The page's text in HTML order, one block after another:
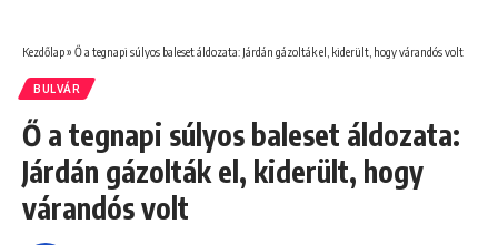
Kezdőlap» Ő a tegnapi súlyos baleset áldozata: Járdán gázolták el, kiderült, hogy várandós volt
BULVÁR
Ő a tegnapi súlyos baleset áldozata:
Járdán gázolták el, kiderült, hogy
várandós volt